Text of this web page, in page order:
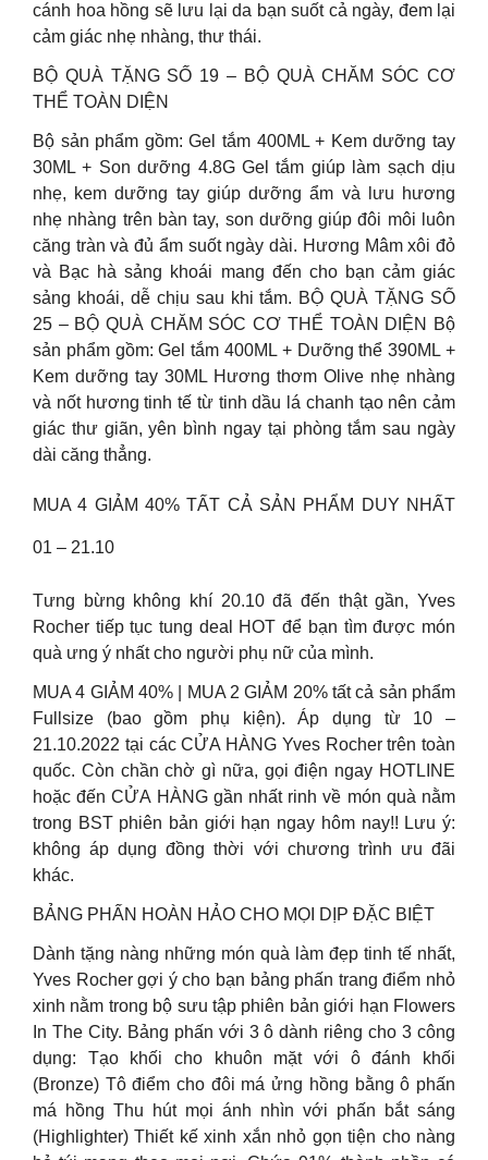
cánh hoa hồng sẽ lưu lại da bạn suốt cả ngày, đem lại
cảm giác nhẹ nhàng, thư thái.
BỘ QUÀ TẶNG SỐ 19 – BỘ QUÀ CHĂM SÓC CƠ
THỂ TOÀN DIỆN
Bộ sản phẩm gồm: Gel tắm 400ML + Kem dưỡng tay
30ML + Son dưỡng 4.8G Gel tắm giúp làm sạch dịu
nhẹ, kem dưỡng tay giúp dưỡng ẩm và lưu hương
nhẹ nhàng trên bàn tay, son dưỡng giúp đôi môi luôn
căng tràn và đủ ẩm suốt ngày dài. Hương Mâm xôi đỏ
và Bạc hà sảng khoái mang đến cho bạn cảm giác
sảng khoái, dễ chịu sau khi tắm. BỘ QUÀ TẶNG SỐ
25 – BỘ QUÀ CHĂM SÓC CƠ THỂ TOÀN DIỆN Bộ
sản phẩm gồm: Gel tắm 400ML + Dưỡng thể 390ML +
Kem dưỡng tay 30ML Hương thơm Olive nhẹ nhàng
và nốt hương tinh tế từ tinh dầu lá chanh tạo nên cảm
giác thư giãn, yên bình ngay tại phòng tắm sau ngày
dài căng thẳng.
MUA 4 GIẢM 40% TẤT CẢ SẢN PHẨM DUY NHẤT
01 – 21.10
Tưng bừng không khí 20.10 đã đến thật gần, Yves
Rocher tiếp tục tung deal HOT để bạn tìm được món
quà ưng ý nhất cho người phụ nữ của mình.
MUA 4 GIẢM 40% | MUA 2 GIẢM 20% tất cả sản phẩm
Fullsize (bao gồm phụ kiện). Áp dụng từ 10 –
21.10.2022 tại các CỬA HÀNG Yves Rocher trên toàn
quốc. Còn chần chờ gì nữa, gọi điện ngay HOTLINE
hoặc đến CỬA HÀNG gần nhất rinh về món quà nằm
trong BST phiên bản giới hạn ngay hôm nay!! Lưu ý:
không áp dụng đồng thời với chương trình ưu đãi
khác.
BẢNG PHẤN HOÀN HẢO CHO MỌI DỊP ĐẶC BIỆT
Dành tặng nàng những món quà làm đẹp tinh tế nhất,
Yves Rocher gợi ý cho bạn bảng phấn trang điểm nhỏ
xinh nằm trong bộ sưu tập phiên bản giới hạn Flowers
In The City. Bảng phấn với 3 ô dành riêng cho 3 công
dụng: Tạo khối cho khuôn mặt với ô đánh khối
(Bronze) Tô điểm cho đôi má ửng hồng bằng ô phấn
má hồng Thu hút mọi ánh nhìn với phấn bắt sáng
(Highlighter) Thiết kế xinh xắn nhỏ gọn tiện cho nàng